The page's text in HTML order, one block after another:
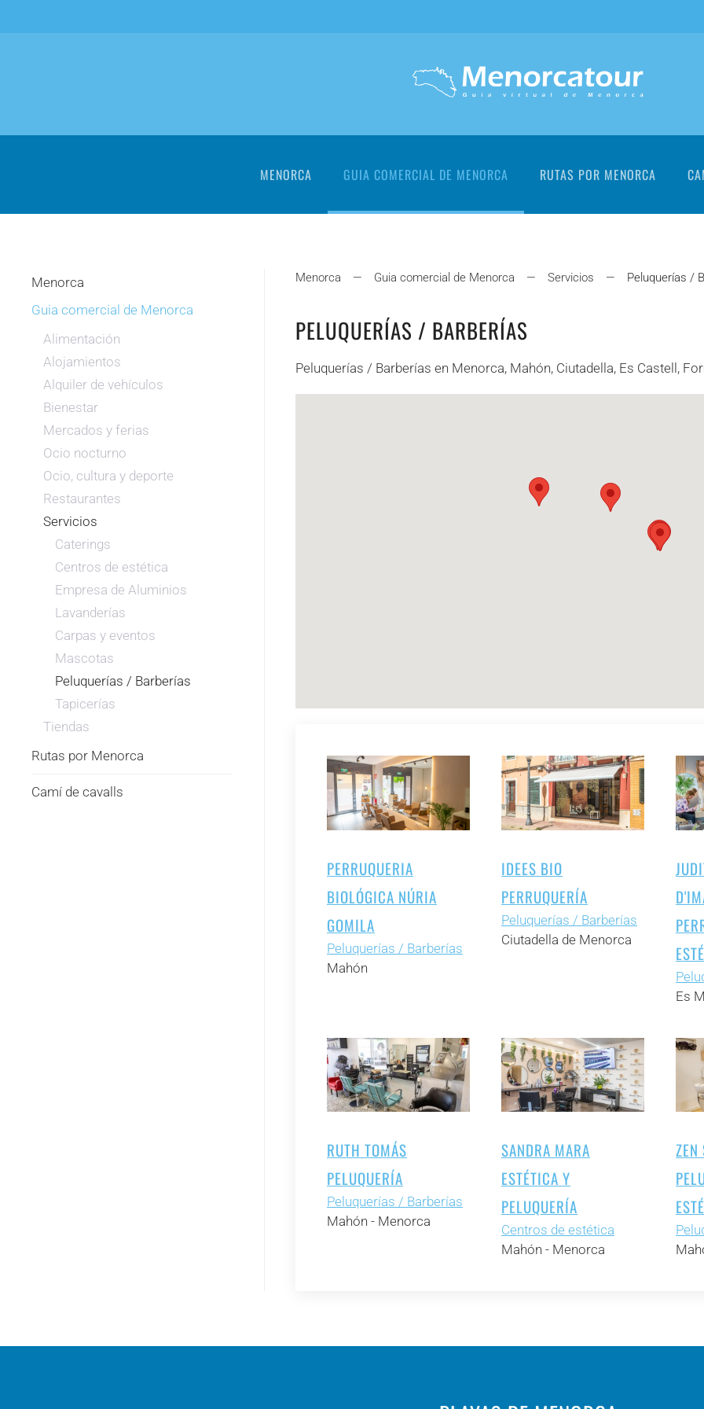
MENORCA GUIA COMERCIAL DE MENORCA RUTAS POR MENORCA
Menorca Guia comercial de Menorca Servicios Peluquerías /
PELUQUERÍAS / BARBERÍAS
Peluquerías / Barberías en Menorca, Mahón, Ciutadella, Es Castell,
PERRUQUERIA
BIOLÓGICA NÚRIA
GOMILA
Peluquerías / Barberías
Mahón
IDEES BIO
PERRUQUERÍA
Peluquerías / Barberías
Ciutadella de Menorca
Es
RUTH TOMÁS
PELUQUERÍA
Peluquerías / Barberías
Mahón - Menorca
SANDRA MARA
ESTÉTICA Y
PELUQUERÍA
Centros de estética
Mahón - Menorca
ZEN
Menorca
Guia comercial de Menorca
Alimentación
Alojamientos
Alquiler de vehículos
Bienestar
Mercados y ferias
Ocio nocturno
Ocio, cultura y deporte
Restaurantes
Servicios
Caterings
Centros de estética
Empresa de Aluminios
Lavanderías
Carpas y eventos
Mascotas
Peluquerías / Barberías
Tapicerías
Tiendas
Rutas por Menorca
Camí de cavalls